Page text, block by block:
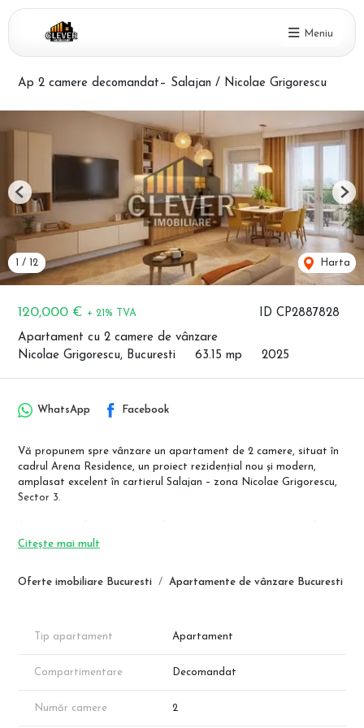
Meniu
Ap 2 camere decomandat– Salajan / Nicolae Grigorescu
ID CP2887828
120,000 € + 21% TVA
Apartament cu 2 camere de vânzare
Nicolae Grigorescu, Bucuresti
63.15 mp 2025
1 / 12 Harta
Previous
Oferte imobiliare Bucuresti Apartamente de vânzare Bucuresti
WhatsApp Facebook
Vă propunem spre vânzare un apartament de 2 camere, situat în
cadrul Arena Residence, un proiect rezidențial nou și modern,
amplasat excelent în cartierul Salajan – zona Nicolae Grigorescu,
Sector 3.
bucătărie separată și balcon generos, ideal atât pentru locuire
solidă, orientată către confort pe termen lung.
Compartimentare & suprafețe (conform planului)
Bucătărie separată: 8,05 mp
Baie: 4,65 mp
Hol: 5,20 mp
Balcon: 12,65 mp
Citește mai mult
Tip apartament Apartament
Compartimentare Decomandat
Număr camere 2